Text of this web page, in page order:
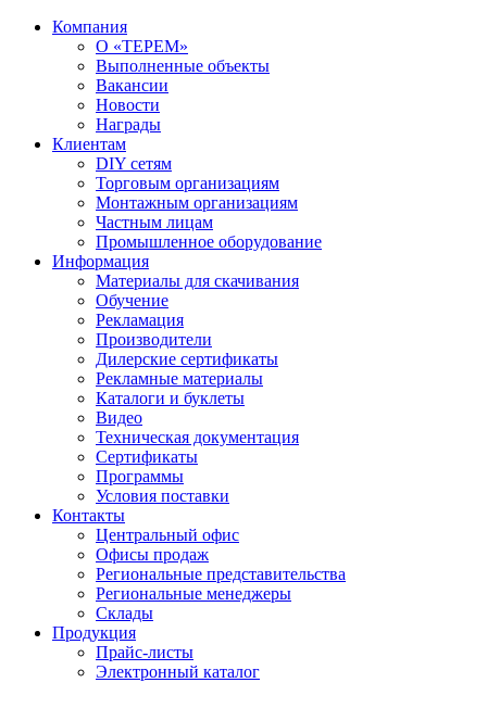
Компания
О «ТЕРЕМ»
Выполненные объекты
Вакансии
Новости
Награды
Клиентам
DIY сетям
Торговым организациям
Монтажным организациям
Частным лицам
Промышленное оборудование
Информация
Материалы для скачивания
Обучение
Рекламация
Производители
Дилерские сертификаты
Рекламные материалы
Каталоги и буклеты
Видео
Техническая документация
Сертификаты
Программы
Условия поставки
Контакты
Центральный офис
Офисы продаж
Региональные представительства
Региональные менеджеры
Склады
Продукция
Прайс-листы
Электронный каталог